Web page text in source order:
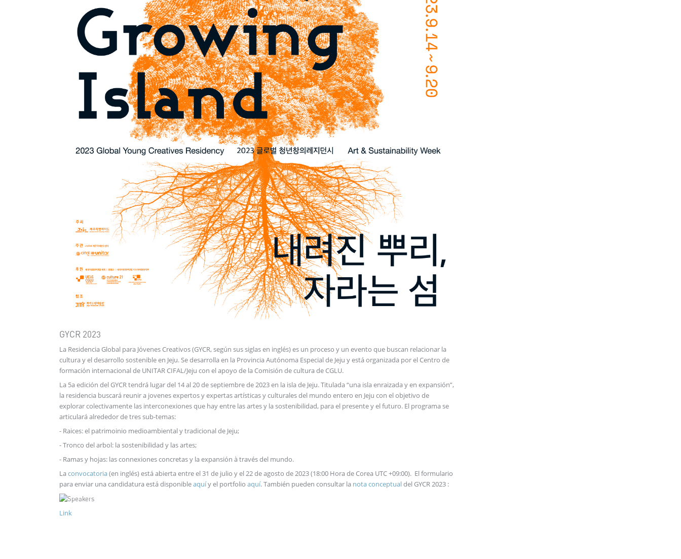
GYCR 2023
La Residencia Global para Jóvenes Creativos (GYCR, según sus siglas en inglés) es un proceso y un evento que buscan relacionar la
cultura y el desarrollo sostenible en Jeju. Se desarrolla en la Provincia Autónoma Especial de Jeju y está organizada por el Centro de
formación internacional de UNITAR CIFAL/Jeju con el apoyo de la Comisión de cultura de CGLU.
La 5a edición del GYCR tendrá lugar del 14 al 20 de septiembre de 2023 en la isla de Jeju. Titulada “una isla enraizada y en expansión”,
la residencia buscará reunir a jovenes expertos y expertas artísticas y culturales del mundo entero en Jeju con el objetivo de
explorar colectivamente las interconexiones que hay entre las artes y la sostenibilidad, para el presente y el futuro. El programa se
articulará alrededor de tres sub-temas:
- Raices: el patrimoinio medioambiental y tradicional de Jeju;
- Tronco del arbol: la sostenibilidad y las artes;
- Ramas y hojas: las connexiones concretas y la expansión à través del mundo.
La convocatoria(en inglés) está abierta entre el 31 de julio y el 22 de agosto de 2023 (18:00 Hora de Corea UTC +09:00). El formulario
para enviar una candidatura está disponibleaquíy el portfolio aquí. También pueden consultar la nota conceptualdel GYCR 2023 :
Link